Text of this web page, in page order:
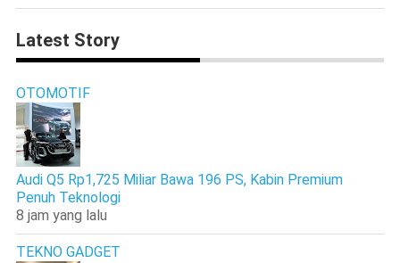
Latest Story
OTOMOTIF
Audi Q5 Rp1,725 Miliar Bawa 196 PS, Kabin Premium
Penuh Teknologi
8 jam yang lalu
TEKNO GADGET